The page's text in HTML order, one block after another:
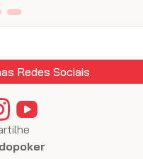
Redes Sociais